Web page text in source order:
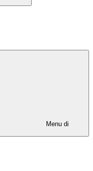
Menu di